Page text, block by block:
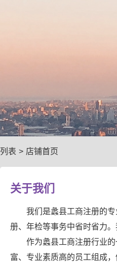
列表 > 店铺首页
关于我们
我们是蠡县工商注册的
册、年检等事务中省时省力
作为蠡县工商注册行业
富、专业素质高的员工组成